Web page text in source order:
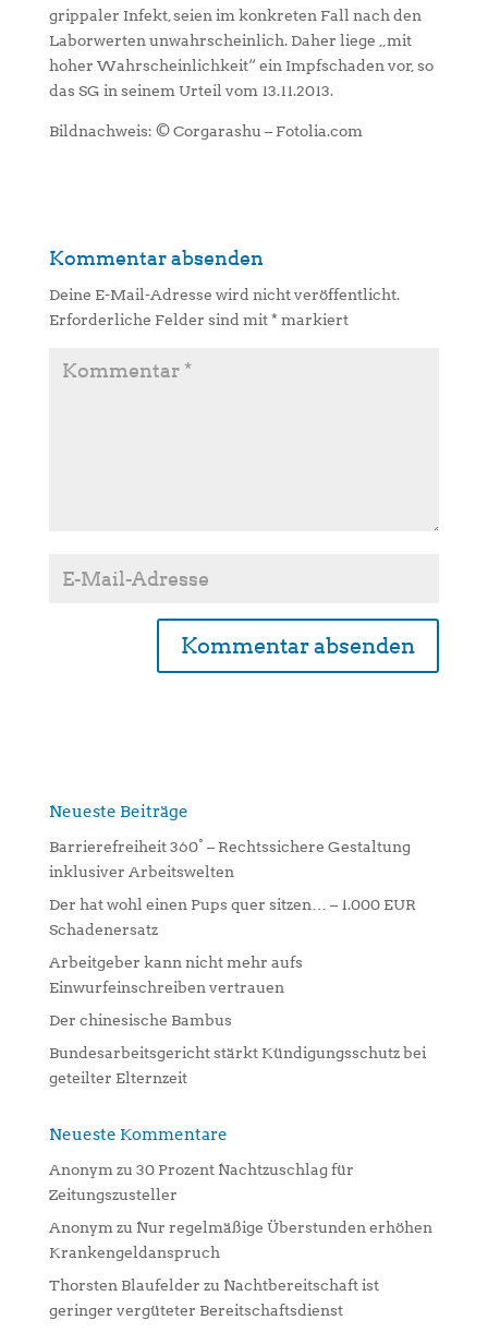
grippaler Infekt, seien im konkreten Fall nach den
Laborwerten unwahrscheinlich. Daher liege „mit
hoher Wahrscheinlichkeit“ ein Impfschaden vor, so
das SG in seinem Urteil vom 13.11.2013.
Bildnachweis: © Corgarashu – Fotolia.com
Kommentar absenden
Deine E-Mail-Adresse wird nicht veröffentlicht.
Erforderliche Felder sind mit* markiert
n
v
e
:
Neueste Beiträge
Barrierefreiheit 360° – Rechtssichere Gestaltung
inklusiver Arbeitswelten
Der hat wohl einen Pups quer sitzen… – 1.000 EUR
Schadenersatz
Arbeitgeber kann nicht mehr aufs
Einwurfeinschreiben vertrauen
Der chinesische Bambus
Bundesarbeitsgericht stärkt Kündigungsschutz bei
geteilter Elternzeit
Neueste Kommentare
Anonym zu 30 Prozent Nachtzuschlag für
Zeitungszusteller
Anonym zu Nur regelmäßige Überstunden erhöhen
Krankengeldanspruch
Thorsten Blaufelder zu Nachtbereitschaft ist
geringer vergüteter Bereitschaftsdienst